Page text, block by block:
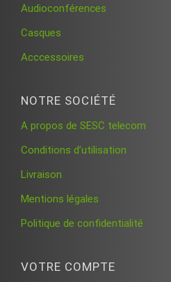
Audioconférences
Casques
Acccessoires
NOTRE SOCIÉTÉ
A propos de SESC telecom
Conditions d’utilisation
Livraison
Mentions légales
Politique de confidentialité
VOTRE COMPTE